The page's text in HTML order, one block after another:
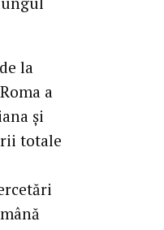
la
a
şi
totale